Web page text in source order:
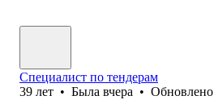
Специалист по тендерам
39 лет • Была вчера • Обновлено